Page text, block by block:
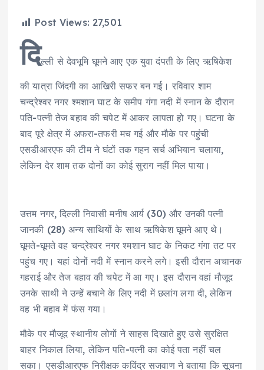
Post Views: 27,501
दिल्ली से देवभूमि घूमने आए एक युवा दंपती के लिए ऋषिकेश
की यात्रा जिंदगी का आखिरी सफर बन गई। रविवार शाम
चन्द्रेश्वर नगर श्मशान घाट के समीप गंगा नदी में स्नान के दौरान
पति-पत्नी तेज बहाव की चपेट में आकर लापता हो गए। घटना के
बाद पूरे क्षेत्र में अफरा-तफरी मच गई और मौके पर पहुंची
एसडीआरएफ की टीम ने घंटों तक गहन सर्च अभियान चलाया,
लेकिन देर शाम तक दोनों का कोई सुराग नहीं मिल पाया।
उत्तम नगर, दिल्ली निवासी मनीष आर्य (30) और उनकी पत्नी
जानकी (28) अन्य साथियों के साथ ऋषिकेश घूमने आए थे।
घूमते-घूमते वह चन्द्रेश्वर नगर श्मशान घाट के निकट गंगा तट पर
पहुंच गए। यहां दोनों नदी में स्नान करने लगे। इसी दौरान अचानक
गहराई और तेज बहाव की चपेट में आ गए। इस दौरान वहां मौजूद
उनके साथी ने उन्हें बचाने के लिए नदी में छलांग लगा दी, लेकिन
वह भी बहाव में फंस गया।
मौके पर मौजूद स्थानीय लोगों ने साहस दिखाते हुए उसे सुरक्षित
बाहर निकाल लिया, लेकिन पति-पत्नी का कोई पता नहीं चल
सका। एसडीआरएफ निरीक्षक कविंद्र सजवाण ने बताया कि सूचना